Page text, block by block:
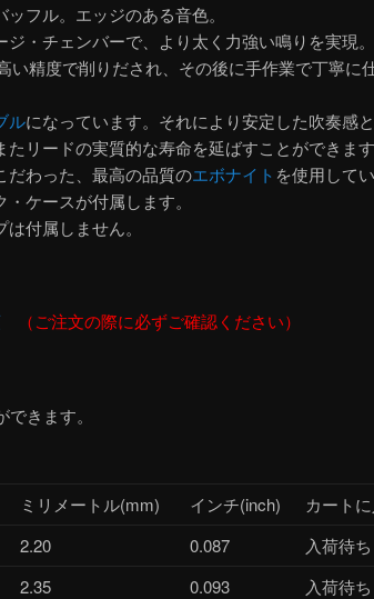
フル。エッジのある音色。
ジ・チェンバーで、より太く力強い鳴りを実現
い精度で削りだされ、その後に手作業で丁寧に
ルになっています。それにより安定した吹奏感
たリードの実質的な寿命を延ばすことができま
だわった、最高の品質のエボナイト を使用して
ケースが付属します。
付属しません。
（ご注文の際に必ずご確認ください）
きます。
ミリメートル(mm) インチ(inch)
カート
2.20 0.087
入荷待ち
2.35 0.093
入荷待ち